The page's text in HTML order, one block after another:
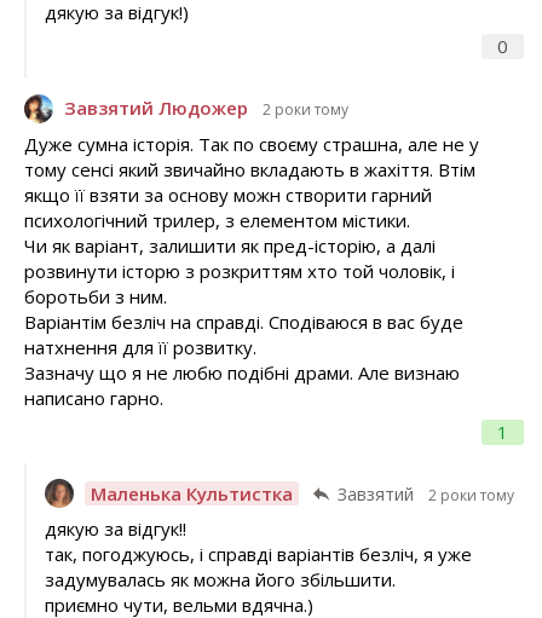
0
дякую за відгук!)
Завзятий Людожер 2 роки тому
1
Дуже сумна історія. Так по своєму страшна, але не у
тому сенсі який звичайно вкладають в жахіття. Втім
якщо її взяти за основу можн створити гарний
психологічний трилер, з елементом містики.
Чи як варіант, залишити як пред-історію, а далі
розвинути історю з розкриттям хто той чоловік, і
боротьби з ним.
Варіантім безліч на справді. Сподіваюся в вас буде
натхнення для її розвитку.
Зазначу що я не любю подібні драми. Але визнаю
написано гарно.
Маленька Культистка Завзятий 2 роки тому
дякую за відгук!!
так, погоджуюсь, і справді варіантів безліч, я уже
задумувалась як можна його збільшити.
приємно чути, вельми вдячна.)